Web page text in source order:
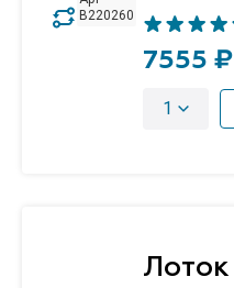
B220260
7555 ₽
1
Лоток